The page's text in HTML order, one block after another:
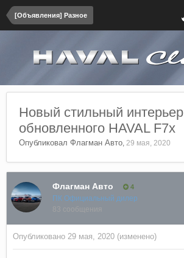
[Объявления] Разное
Новый стильный интерьер
обновленного HAVAL F7х
Опубликовал Флагман Авто, 29 мая, 2020
Флагман Авто 4
ПК Официальный дилер
83 сообщения
Опубликовано 29 мая, 2020 (изменено)